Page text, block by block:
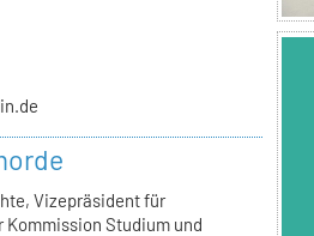
Vizepräsident für
Kommission Studium und